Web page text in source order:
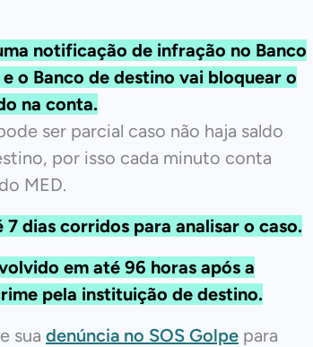
notificação de infração no Banco
o Banco de destino vai bloquear o
na conta.
ser parcial caso não haja saldo
por isso cada minuto conta
MED.
dias corridos para analisar o caso.
em até 96 horas após a
pela instituição de destino.
sua denúncia no SOS Golpe para